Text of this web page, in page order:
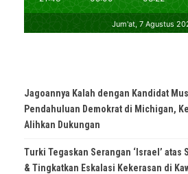
Jagoannya Kalah dengan Kandidat
Pendahuluan Demokrat di Michigan,
Alihkan Dukungan
Turki Tegaskan Serangan ‘Israel’ atas
& Tingkatkan Eskalasi Kekerasan di